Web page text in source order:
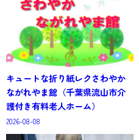
キュートな折り紙レクさわやか
ながれやま館（千葉県流山市介
護付き有料老人ホーム）
2026-08-08